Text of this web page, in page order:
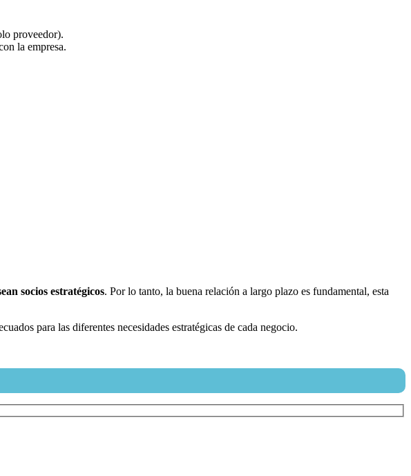
proveedor).
la empresa.
socios estratégicos. Por lo tanto, la buena relación a largo plazo es fundamental, esta
para las diferentes necesidades estratégicas de cada negocio.